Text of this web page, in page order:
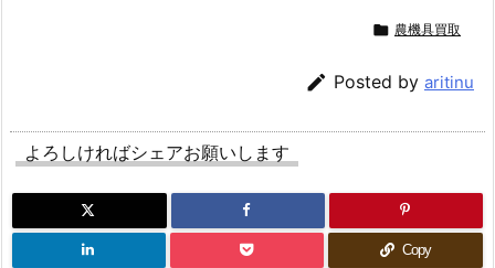
 農機具買取
 Posted by aritinu
よろしければシェアお願いします
Copy